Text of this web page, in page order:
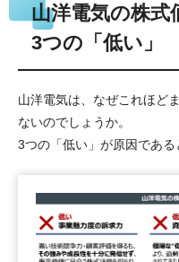
山洋電気の株式
3つの「低い」
山洋電気は、なぜこれほど
ないのでしょうか。
3つの「低い」が原因である